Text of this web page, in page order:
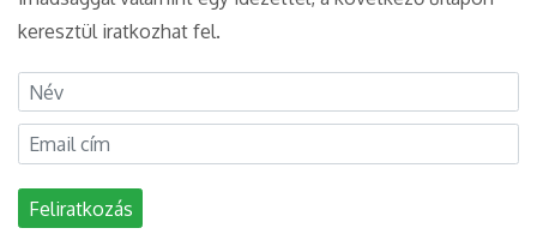
keresztül iratkozhat fel.
Feliratkozás